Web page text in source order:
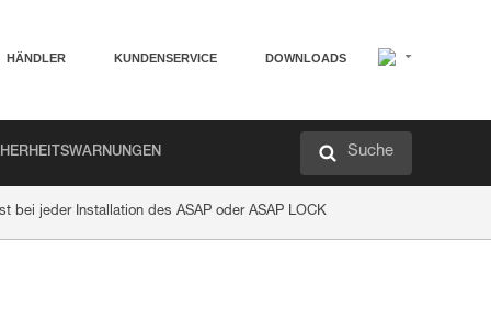
HÄNDLER KUNDENSERVICE DOWNLOADS
Suche
bei jeder Installation des ASAP oder ASAP LOCK